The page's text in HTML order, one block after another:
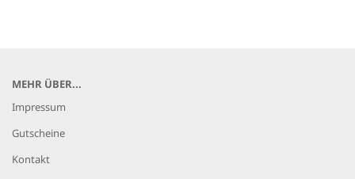
MEHR ÜBER...
Impressum
Gutscheine
Kontakt